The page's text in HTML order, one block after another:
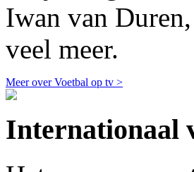
Iwan van
veel meer.
Meer over Voetbal op tv >
Internationaal